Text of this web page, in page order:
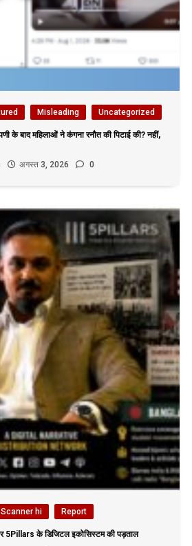
Misleading Uncategorized
के बाद महिलाओं ने कंगना रनौत की पिटाई की? नहीं,
अगस्त 3, 2026 0
hi Report
5Pillars के डिजिटल इकोसिस्टम की पड़ताल